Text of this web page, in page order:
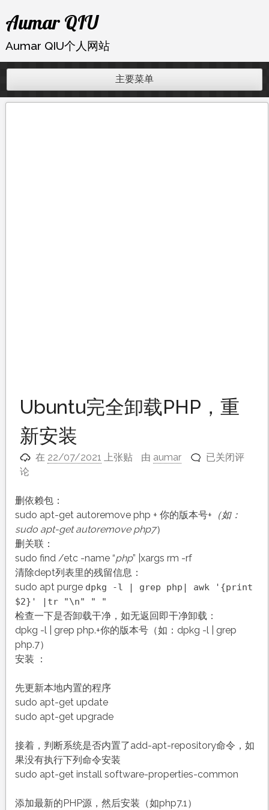
至
内
Aumar QIU
Aumar QIU个人网站
主要菜单
Ubuntu完全卸载PHP，重
新安装
在 22/07/2021 上张贴 由 aumar
Ubuntu
载
装
已关闭评
论
删依赖包：
sudo apt-get autoremove php + 你的版本号+ （如：
sudo apt-get autoremove php7）
删关联：
sudo find /etc -name “php” |xargs rm -rf
清除dept列表里的残留信息：
sudo apt purge dpkg -l | grep php| awk '{print
$2}' |tr "\n" " "
检查一下是否卸载干净，如无返回即干净卸载：
dpkg -l | grep php.+你的版本号（如：dpkg -l | grep
php.7）
安装 ：
先更新本地内置的程序
sudo apt-get update
sudo apt-get upgrade
接着，判断系统是否内置了add-apt-repository命令，如
果没有执行下列命令安装
sudo apt-get install software-properties-common
添加最新的PHP源，然后安装（如php7.1）